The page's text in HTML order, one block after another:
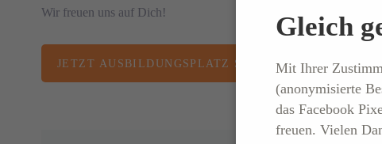
Wir freuen uns auf Dich!
JETZT AUSBILDUNGSPLATZ SCHNAPPEN
Gleich
Mit Ihrer
(anonymisierte
das Facebook
freuen. Vielen